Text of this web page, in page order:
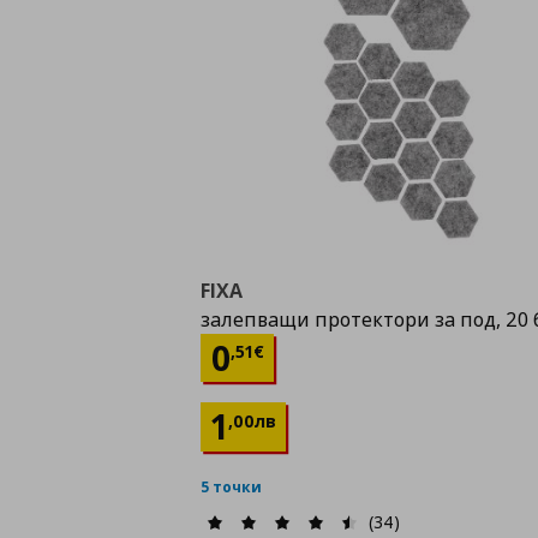
FIXA
залепващи протектори за под, 20
0,51€
Цена
1 ,00лв
5 точки
(34)